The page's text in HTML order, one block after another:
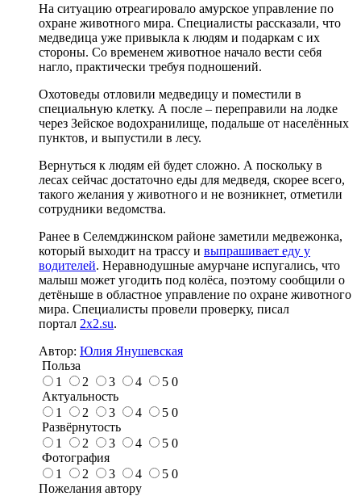
На ситуацию отреагировало амурское управление по
охране животного мира. Специалисты рассказали, что
медведица уже привыкла к людям и подаркам с их
стороны. Со временем животное начало вести себя
нагло, практически требуя подношений.
Охотоведы отловили медведицу и поместили в
специальную клетку. А после – переправили на лодке
через Зейское водохранилище, подальше от населённых
пунктов, и выпустили в лесу.
Вернуться к людям ей будет сложно. А поскольку в
лесах сейчас достаточно еды для медведя, скорее всего,
такого желания у животного и не возникнет, отметили
сотрудники ведомства.
Ранее в Селемджинском районе заметили медвежонка,
который выходит на трассу и выпрашивает еду у
водителей. Неравнодушные амурчане испугались, что
малыш может угодить под колёса, поэтому сообщили о
детёныше в областное управление по охране животного
мира. Специалисты провели проверку, писал
портал 2x2.su.
Автор: Юлия Янушевская
Польза
1
2 3 4 5 0
Актуальность
1
2 3 4 5 0
Развёрнутость
1
2 3 4 5 0
Фотография
1
2 3 4 5 0
Пожелания автору